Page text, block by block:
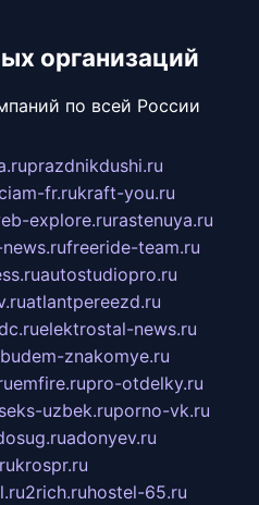
организаций
по всей России
prazdnikdushi.ru
fr.rukraft-you.ru
explore.rurastenuya.ru
freeride-team.ru
autostudiopro.ru
atlantpereezd.ru
elektrostal-news.ru
budem-znakomye.ru
emfire.rupro-otdelky.ru
seks-uzbek.ruporno-vk.ru
adonyev.ru
krospr.ru
2rich.ruhostel-65.ru